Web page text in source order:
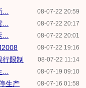
08-07-22 20:59
08-07-22 20:17
08-07-22 20:01
08-07-22 19:16
08-07-22 11:14
限制
08-07-19 09:10
08-07-16 01:58
生产